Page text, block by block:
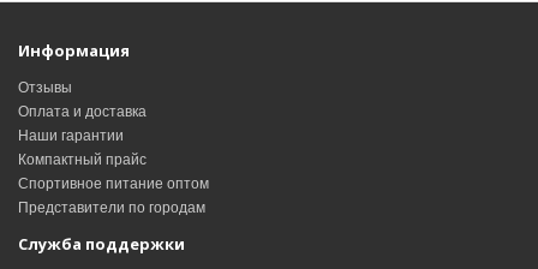
Информация
Отзывы
Оплата и доставка
Наши гарантии
Компактный прайс
Спортивное питание оптом
Представители по городам
Служба поддержки